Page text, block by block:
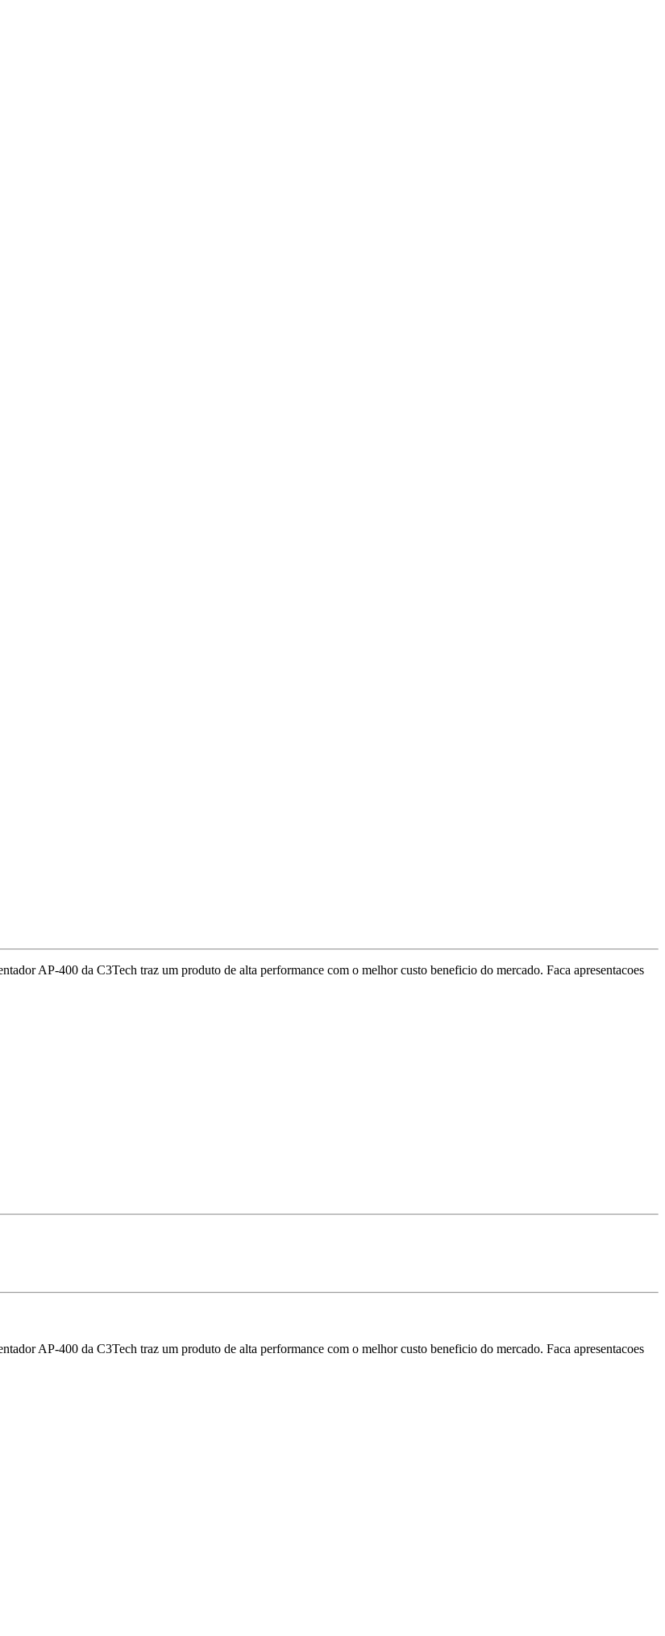
AP-400 da C3Tech traz um produto de alta performance com o melhor custo beneficio do mercado. Faca apresentacoes
AP-400 da C3Tech traz um produto de alta performance com o melhor custo beneficio do mercado. Faca apresentacoes